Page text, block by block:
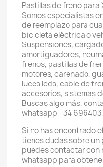
Pastillas de freno para
Somos especialistas
de reemplazo para
bicicleta eléctrica o
Suspensiones,
amortiguadores,
frenos, pastillas de
motores, carenado,
luces leds, cable de
accesorios, sistemas
Buscas algo más,
whatsapp +34
Si no has encontrado
tienes dudas sobre
puedes contactar con
whatsapp para